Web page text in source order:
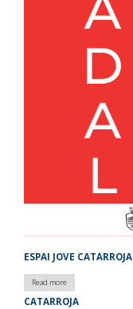
ESPAI JOVE CATARROJA
Read more
Espai
Jove
CATARROJA